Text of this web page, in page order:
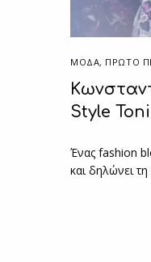
ΜΟΔΑ, ΠΡΏΤΟ
Style
Ένας fashion
και δηλώνει